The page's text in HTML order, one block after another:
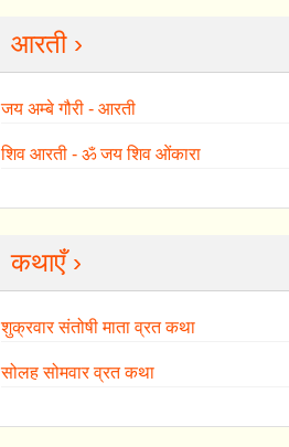
आरती ›
जय अम्बे गौरी - आरती
शिव आरती - ॐ जय शिव ओंकारा
कथाएँ ›
शुक्रवार संतोषी माता व्रत कथा
सोलह सोमवार व्रत कथा